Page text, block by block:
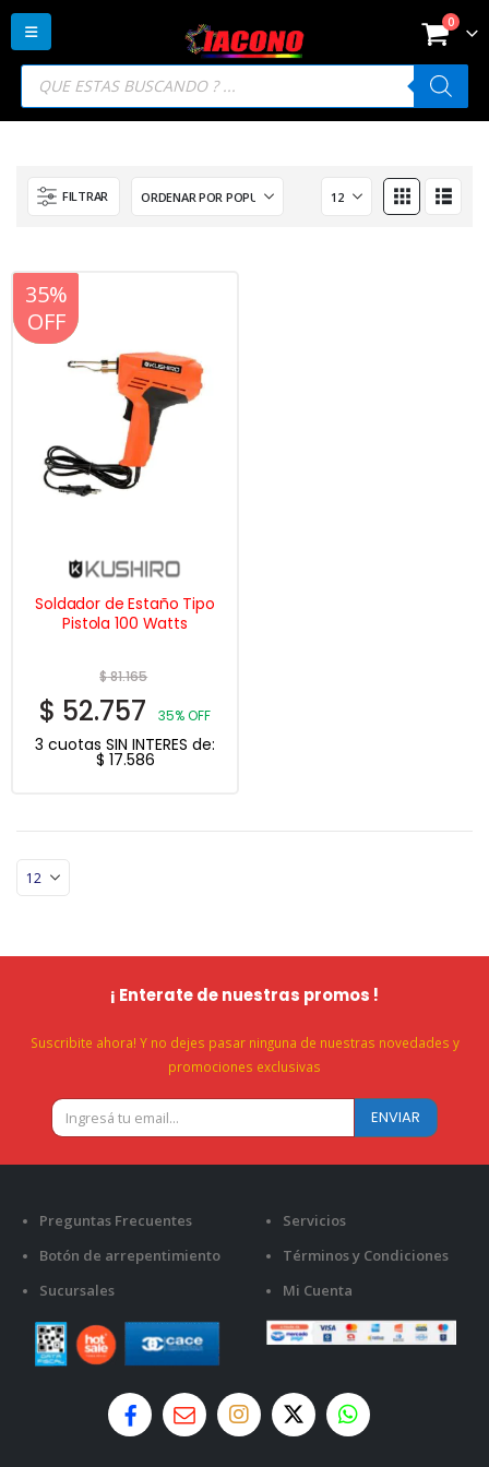
Búsqueda
productos
0
FILTRAR
20%
OFF
35%
OFF
Soldador de Estaño Tipo
Pistola 100 Watts
$81.165
$ 52.757 35% OFF
3 cuotas SIN INTERES de:
$ 17.586
¡ Enterate de nuestras promos !
Suscribite ahora! Y no dejes pasar ninguna de nuestras novedades y
promociones exclusivas
Preguntas Frecuentes
Botón de arrepentimiento
Sucursales
Servicios
Términos y Condiciones
Mi Cuenta